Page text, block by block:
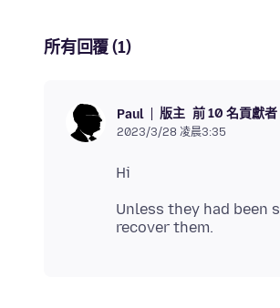
所有回覆 (1)
Paul 版主 前 10 名貢獻者
2023/3/28 凌晨3:35
Unless they had been